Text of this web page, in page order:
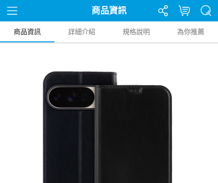
商品資訊
商品資訊 詳細介紹 規格說明 為你推薦